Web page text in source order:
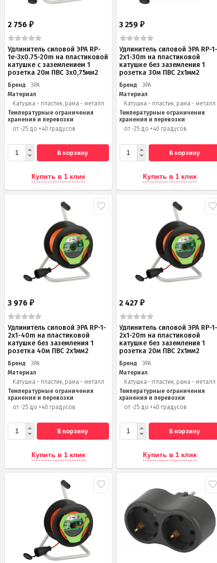
2 756 ₽
Удлинитель силовой ЭРА RP-
1e-3х0.75-20m на пластиковой
катушке c заземлением 1
розетка 20м ПВС 3х0,75мм2
Бренд
ЭРА
Материал
Катушка - пластик, рама - металл
Температурные ограничения
хранения и перевозки
от -25 до +40 градусов
В корзину
Купить в 1 клик
3 259₽
Удлинитель силовой ЭРА RP-
2x1-30m на пластиковой
катушке без заземления 1
розетка 30м ПВС 2x1мм2
Бренд
ЭРА
Материал
Катушка - пластик, рама - металл
Температурные ограничения
хранения и перевозки
от -25 до +40 градусов
В корзину
Купить в 1 клик
3 976 ₽
Удлинитель силовой ЭРА RP-1-
2x1-40m на пластиковой
катушке без заземления 1
розетка 40м ПВС 2x1мм2
Бренд
ЭРА
Материал
Катушка - пластик, рама - металл
Температурные ограничения
хранения и перевозки
от -25 до +40 градусов
В корзину
Купить в 1 клик
2 427₽
Удлинитель силовой ЭРА RP-
2x1-20m на пластиковой
катушке без заземления 1
розетка 20м ПВС 2х1мм2
Бренд
ЭРА
Материал
Катушка - пластик, рама - металл
Температурные ограничения
хранения и перевозки
от -25 до +40 градусов
В корзину
Купить в 1 клик